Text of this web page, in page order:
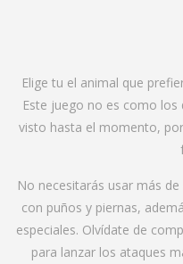
Elige tu el animal que
Este juego no es como los
visto hasta el momento,
No necesitarás usar más
con puños y piernas,
especiales. Olvídate de
para lanzar los ataques